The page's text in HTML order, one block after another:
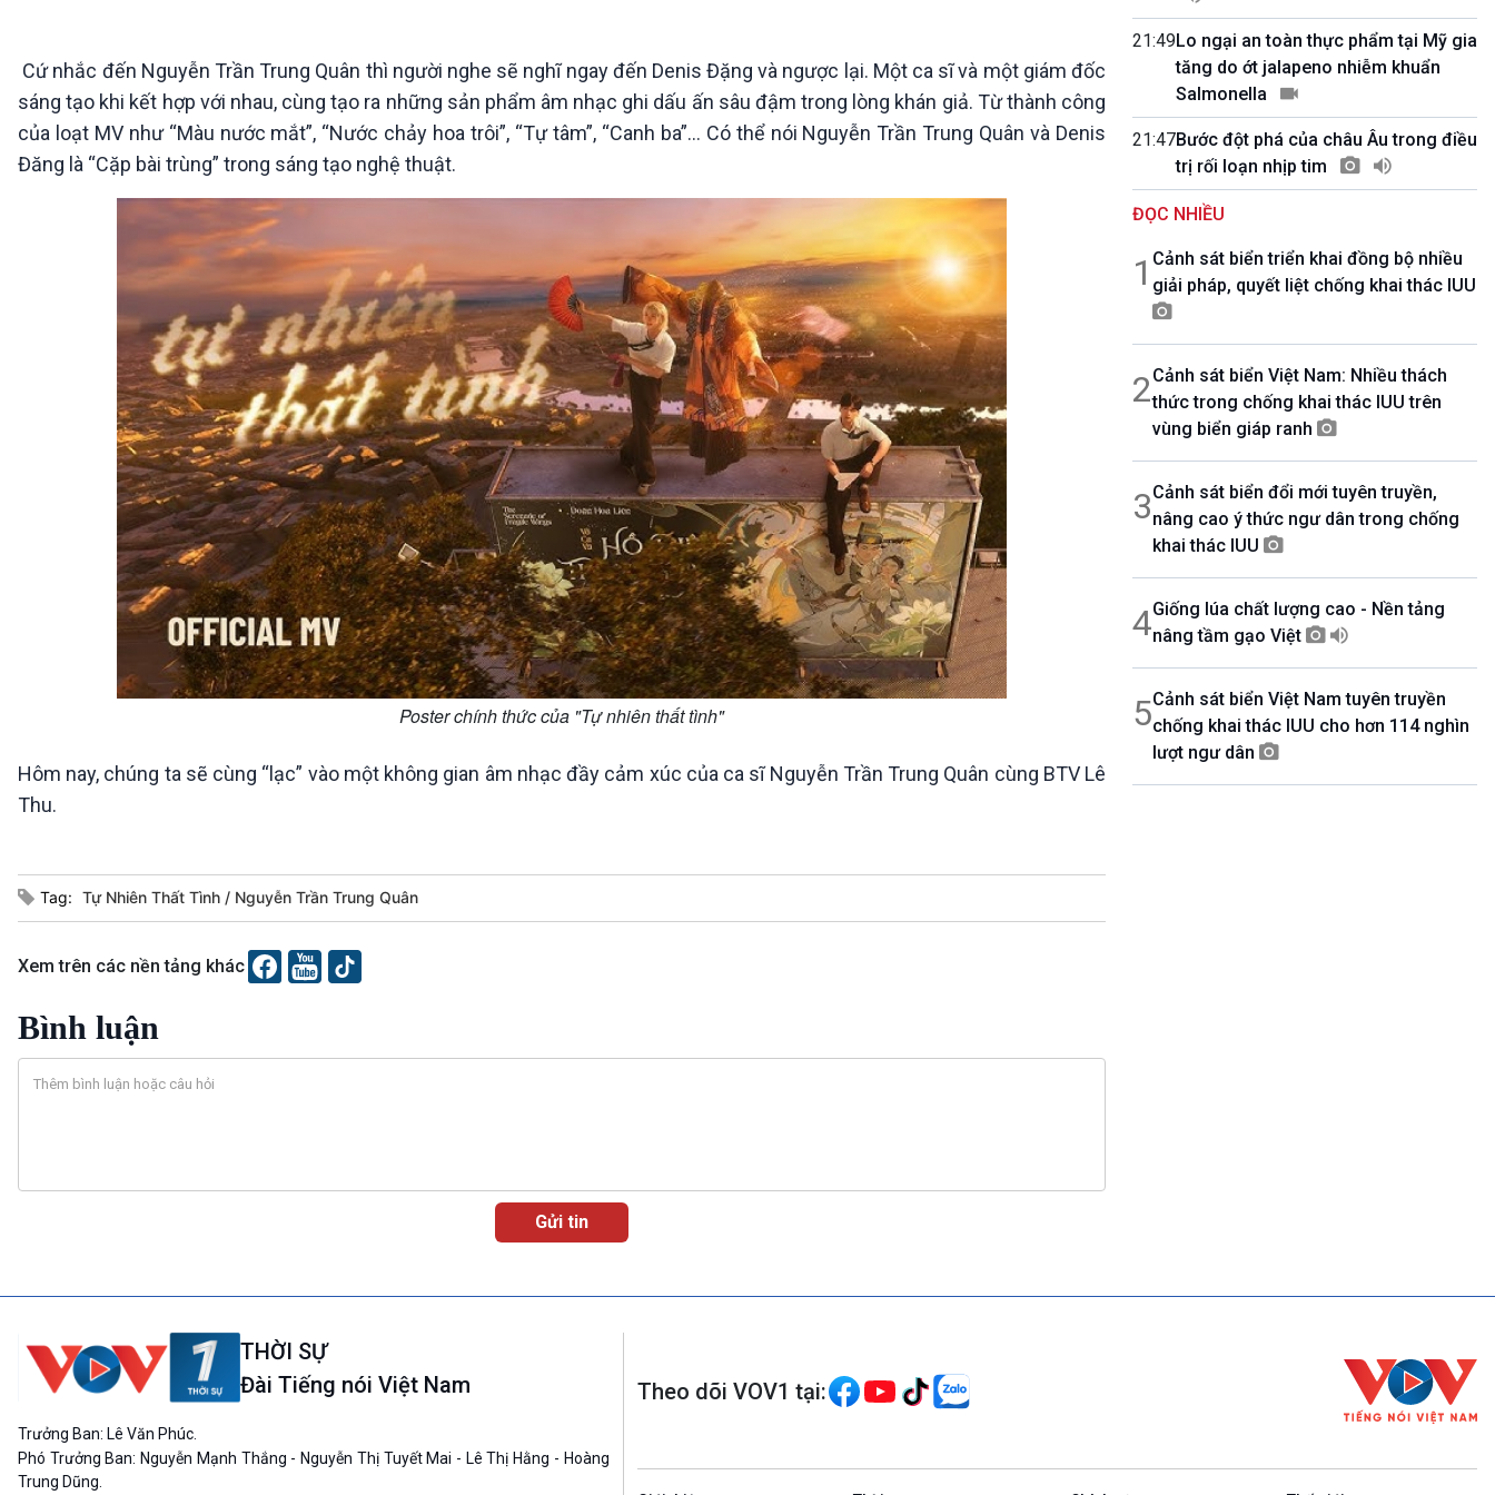
Tài nguyên và Môi trường
Chuyên gia của bạn
Xã hội chuyển động
Bước chân đến trường
khí hậu
E-Magazine
Câu chuyện thời sự
Dòng chảy sự kiện
Đối thoại
Diễn đàn chủ nhật
Chuyện đêm
Thanh âm ký sự
Chân dung cuộc sống
Các chương trình đặc biệt
Cứ nhắc đến Nguyễn Trần Trung Quân thì người nghe sẽ nghĩ ngay đến Denis Đặng và ngược lại. Một ca sĩ và một giám đốc
sáng tạo khi kết hợp với nhau, cùng tạo ra những sản phẩm âm nhạc ghi dấu ấn sâu đậm trong lòng khán giả. Từ thành công
của loạt MV như “Màu nước mắt”, “Nước chảy hoa trôi”, “Tự tâm”, “Canh ba”... Có thể nói Nguyễn Trần Trung Quân và Denis
Đăng là “Cặp bài trùng” trong sáng tạo nghệ thuật.
Poster chính thức của "Tự nhiên thất tình"
Hôm nay, chúng ta sẽ cùng “lạc” vào một không gian âm nhạc đầy cảm xúc của ca sĩ Nguyễn Trần Trung Quân cùng BTV Lê
Thu.
Tag: Tự Nhiên Thất Tình Nguyễn Trần Trung Quân
Xem trên các nền tảng khác
Bình luận
21:49Lo ngại an toàn thực phẩm tại Mỹ gia
tăng do ớt jalapeno nhiễm khuẩn
Salmonella
21:47Bước đột phá của châu Âu trong điều
trị rối loạn nhịp tim
ĐỌC NHIỀU
1 Cảnh sát biển triển khai đồng bộ nhiều
giải pháp, quyết liệt chống khai thác IUU
2Cảnh sát biển Việt Nam: Nhiều thách
thức trong chống khai thác IUU trên
vùng biển giáp ranh
3Cảnh sát biển đổi mới tuyên truyền,
nâng cao ý thức ngư dân trong chống
khai thác IUU
4Giống lúa chất lượng cao - Nền tảng
nâng tầm gạo Việt
5Cảnh sát biển Việt Nam tuyên truyền
chống khai thác IUU cho hơn 114 nghìn
lượt ngư dân
THỜI SỰ
Đài Tiếng nói Việt Nam
Trưởng Ban: Lê Văn Phúc.
Phó Trưởng Ban: Nguyễn Mạnh Thắng - Nguyễn Thị Tuyết Mai - Lê Thị Hằng - Hoàng
Trung Dũng.
Theo dõi VOV1 tại: